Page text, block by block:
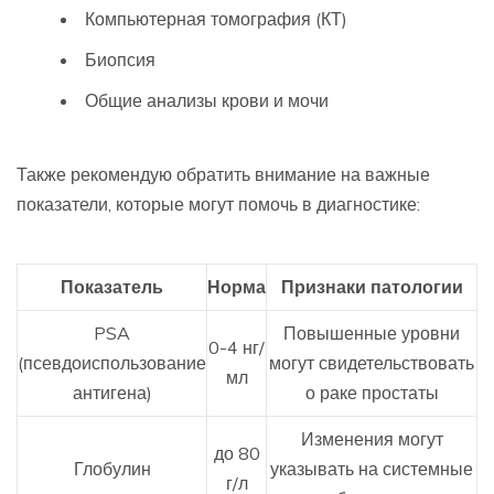
Компьютерная томография (КТ)
Биопсия
Общие анализы крови и мочи
Также рекомендую обратить внимание на важные
показатели, которые могут помочь в диагностике:
Показатель Норма Признаки патологии
PSA
(псевдоиспользование
антигена)
0-4 нг/
мл
Повышенные уровни
могут свидетельствовать
о раке простаты
Глобулин
до 80
г/л
Изменения могут
указывать на системные